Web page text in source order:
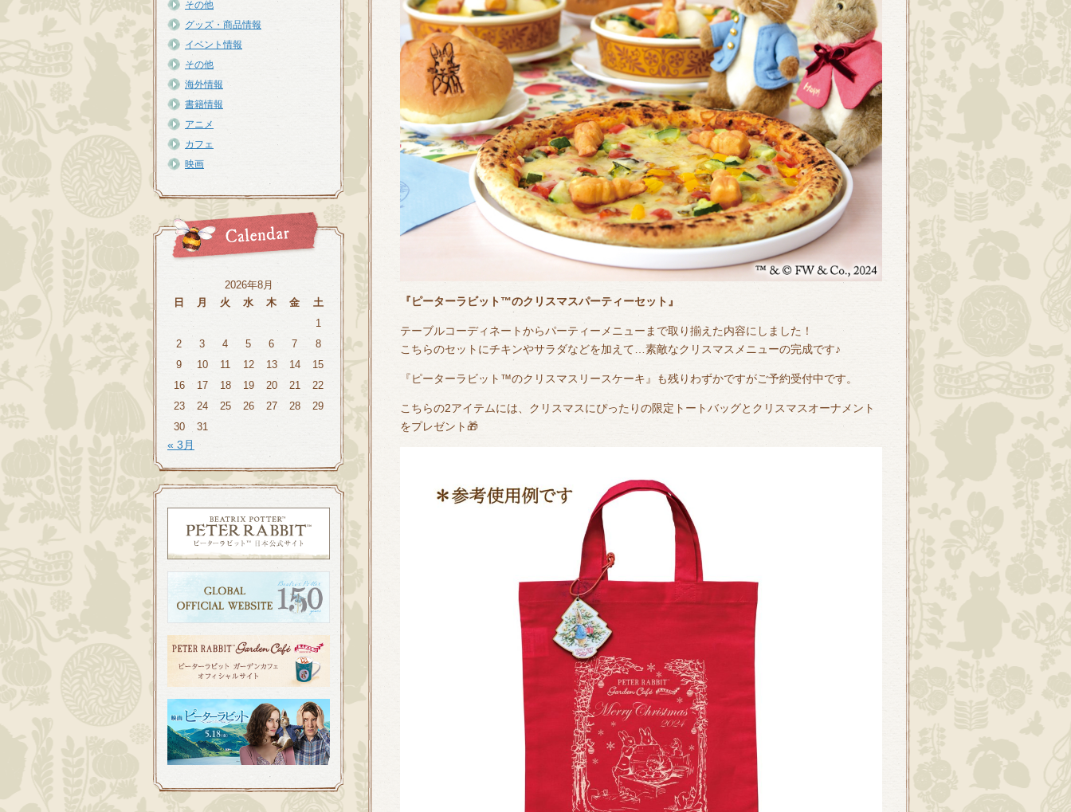
その他
グッズ・商品情報
イベント情報
その他
海外情報
書籍情報
アニメ
カフェ
映画
2026年8月
日
月 火 水 木 金
土
1
2
3 4 5 6 7
8
9
10 11 12 13 14
15
16
17 18 19 20 21
22
23
24 25 26 27 28
29
30
31
« 3月
『ピーターラビット™のクリスマスパーティーセット』
テーブルコーディネートからパーティーメニューまで取り揃えた内容にしました！
こちらのセットにチキンやサラダなどを加えて…素敵なクリスマスメニューの完成です♪
『ピーターラビット™のクリスマスリースケーキ』も残りわずかですがご予約受付中です。
こちらの2アイテムには、クリスマスにぴったりの限定トートバッグとクリスマスオーナメント
をプレゼント🎁